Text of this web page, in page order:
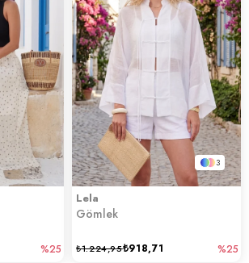
%25
3
Lela
Gömlek
₺918,71
₺1.224,95 %25